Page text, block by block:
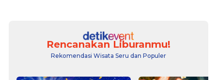
Rencanakan Liburanmu!
Rekomendasi Wisata Seru dan Populer